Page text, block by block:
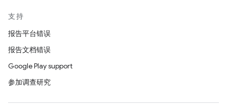
支持
报告平台错误
报告文档错误
Google Play support
参加调查研究